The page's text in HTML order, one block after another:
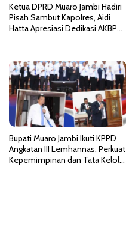
Ketua DPRD Muaro Jambi Hadiri
Pisah Sambut Kapolres, Aidi
Hatta Apresiasi Dedikasi AKBP
Bupati Muaro Jambi Ikuti KPPD
Angkatan III Lemhannas, Perkuat
Kepemimpinan dan Tata Kelola